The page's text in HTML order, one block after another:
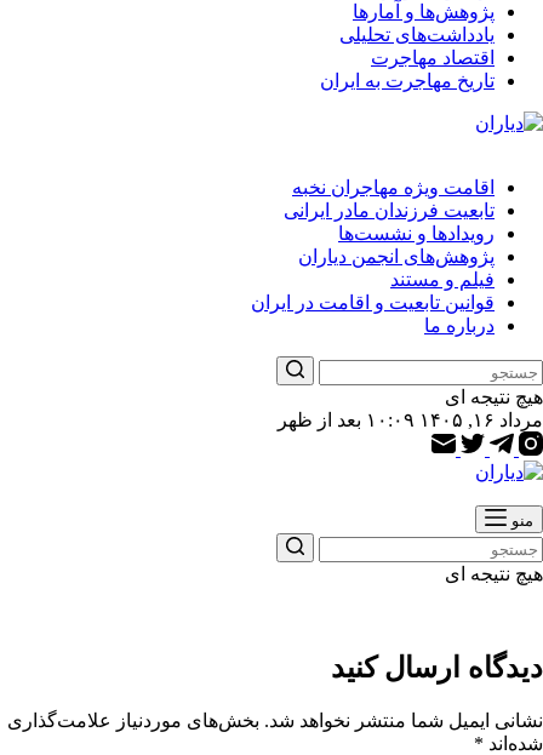
پژوهش‌ها و آمارها
یادداشت‌های تحلیلی
اقتصاد مهاجرت
تاریخ مهاجرت به ایران
اقامت ویژه مهاجران نخبه
تابعیت فرزندان مادر ایرانی
رویدادها و نشست‌ها
پژوهش‌های انجمن دیاران
فیلم و مستند
قوانین تابعیت و اقامت در ایران
درباره ما
هیچ نتیجه ای
مرداد ۱۶, ۱۴۰۵ ۱۰:۰۹ بعد از ظهر
منو
هیچ نتیجه ای
دیدگاه ارسال کنید
نشانی ایمیل شما منتشر نخواهد شد. بخش‌های موردنیاز علامت‌گذاری
شده‌اند *